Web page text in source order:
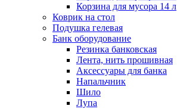
Корзина для мусора 14 л
Коврик на стол
Подушка гелевая
Банк оборудование
Резинка банковская
Лента, нить прошивная
Аксессуары для банка
Напальчник
Шило
Лупа